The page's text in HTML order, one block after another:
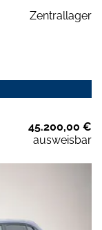
Zentrallager
45.200,00 €
ausweisbar